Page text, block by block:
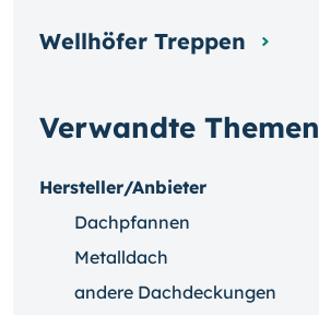
Verwandte Themen
Hersteller/Anbieter
Dachpfannen
Metalldach
andere Dachdeckungen
Wellhöfer Treppen